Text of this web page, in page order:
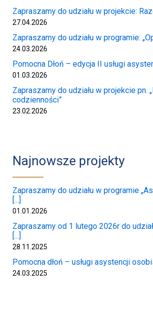
Zapraszamy do udziału w projekcie:
27.04.2026
Zapraszamy do udziału w programie:
24.03.2026
Pomocna Dłoń – edycja II usługi
01.03.2026
Zapraszamy do udziału w projekcie pn.
codzienności”
23.02.2026
Najnowsze projekty
Zapraszamy do udziału w programie
[...]
01.01.2026
Zapraszamy od 1 lutego 2026r do
[...]
28.11.2025
Pomocna dłoń – usługi asystencji
24.03.2025